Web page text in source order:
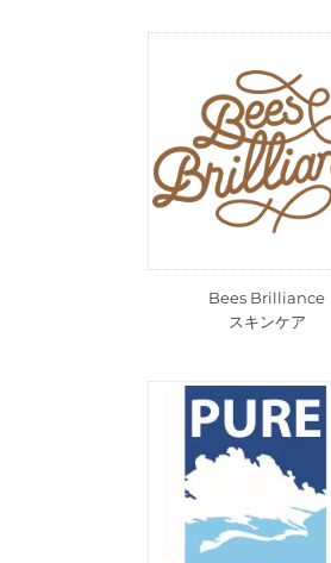
Bees Brilliance
スキンケア